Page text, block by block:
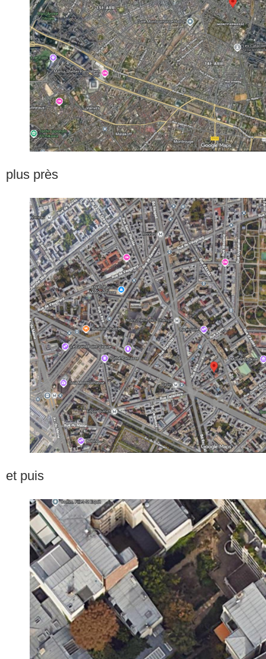
plus près
et puis